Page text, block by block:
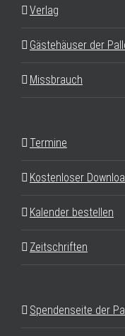
Verlag
Gästehäuser der
Missbrauch
Termine
Kostenloser
Kalender bestellen
Zeitschriften
Spendenseite der